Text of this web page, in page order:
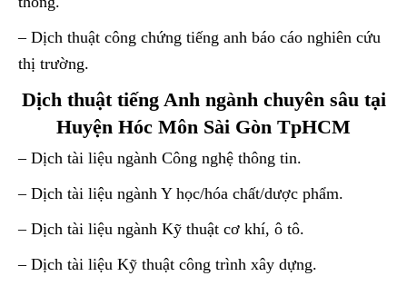
– Dịch thuật công chứng tiếng anh báo cáo nghiên cứu
thị trường.
Dịch thuật tiếng Anh ngành chuyên sâu tại
Huyện Hóc Môn Sài Gòn TpHCM
– Dịch tài liệu ngành Công nghệ thông tin.
– Dịch tài liệu ngành Y học/hóa chất/dược phẩm.
– Dịch tài liệu ngành Kỹ thuật cơ khí, ô tô.
– Dịch tài liệu Kỹ thuật công trình xây dựng.